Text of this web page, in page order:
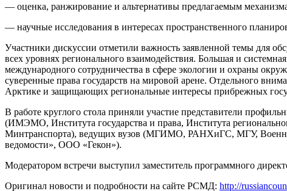
— оценка, ранжирование и альтернативы предлагаемым
— научные исследования в интересах пространственного
Участники дискуссии отметили важность заявленной темы для
всех уровнях регионального взаимодействия. Большая и
международного сотрудничества в сфере экологии и охраны
суверенные права государств на мировой арене. Отдельного
Арктике и защищающих региональные интересы прибрежных
В работе круглого стола приняли участие представители
(ИМЭМО, Института государства и права, Института
Минтранспорта), ведущих вузов (МГИМО, РАНХиГС, МГУ,
ведомости», ООО «Гекон»).
Модератором встречи выступил заместитель программного
Оригинал новости и подробности на сайте РСМД: http://